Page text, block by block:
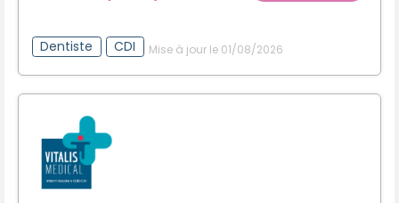
Dentiste CDI Mise à jour le 01/08/2026